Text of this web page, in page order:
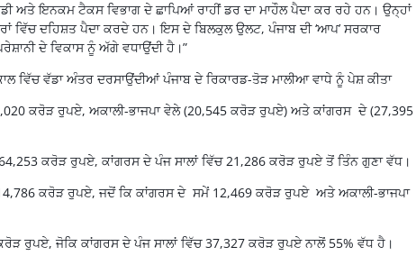
ਅਤੇ ਇਨਕਮ ਟੈਕਸ ਵਿਭਾਗ ਦੇ ਛਾਪਿਆਂ ਰਾਹੀਂ ਡਰ ਦਾ ਮਾਹੌਲ ਪੈਦਾ ਕਰ ਰਹੇ ਹਨ। ਉਨ੍ਹਾਂ
ਵਿੱਚ ਦਹਿਸ਼ਤ ਪੈਦਾ ਕਰਦੇ ਹਨ। ਇਸ ਦੇ ਬਿਲਕੁਲ ਉਲਟ, ਪੰਜਾਬ ਦੀ ‘ਆਪ’ ਸਰਕਾਰ
ਦੇ ਵਿਕਾਸ ਨੂੰ ਅੱਗੇ ਵਧਾਉਂਦੀ ਹੈ।”
ਵਿੱਚ ਵੱਡਾ ਅੰਤਰ ਦਰਸਾਉਂਦੀਆਂ ਪੰਜਾਬ ਦੇ ਰਿਕਾਰਡ-ਤੋੜ ਮਾਲੀਆ ਵਾਧੇ ਨੂੰ ਪੇਸ਼ ਕੀਤਾ
ਕਰੋੜ ਰੁਪਏ, ਅਕਾਲੀ-ਭਾਜਪਾ ਵੇਲੇ (20,545 ਕਰੋੜ ਰੁਪਏ) ਅਤੇ ਕਾਂਗਰਸ ਦੇ (27,395
ਕਰੋੜ ਰੁਪਏ, ਕਾਂਗਰਸ ਦੇ ਪੰਜ ਸਾਲਾਂ ਵਿੱਚ 21,286 ਕਰੋੜ ਰੁਪਏ ਤੋਂ ਤਿੰਨ ਗੁਣਾ ਵੱਧ।
ਕਰੋੜ ਰੁਪਏ, ਜਦੋਂ ਕਿ ਕਾਂਗਰਸ ਦੇ ਸਮੇਂ 12,469 ਕਰੋੜ ਰੁਪਏ ਅਤੇ ਅਕਾਲੀ-ਭਾਜਪਾ
ਰੁਪਏ, ਜੋਕਿ ਕਾਂਗਰਸ ਦੇ ਪੰਜ ਸਾਲਾਂ ਵਿੱਚ 37,327 ਕਰੋੜ ਰੁਪਏ ਨਾਲੋਂ 55% ਵੱਧ ਹੈ।